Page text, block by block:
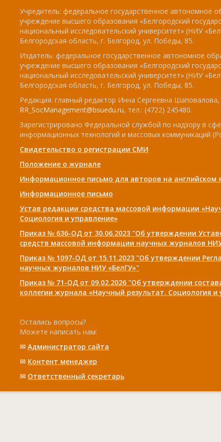
Учредитель: федеральное государственное автономное
учреждение высшего образования «Белгородский
национальный исследовательский университет» (НИУ
Белгородская область, г. Белгород, ул. Победы, 85.
Издатель: федеральное государственное автономное
учреждение высшего образования «Белгородский
национальный исследовательский университет» (НИУ
Белгородская область, г. Белгород, ул. Победы, 85.
Редакция: главный редактор Инна Сергеевна
RR_SocManagement@bsuedu.ru, тел.: (4722) 245480.
Зарегистрировано Федеральной службой по надзору в
информационных технологий и массовых коммуникаций
Свидетельство о регистрации СМИ
Положение о журнале
Информационное письмо для авторов на английском
Информационное письмо
Устав редакции средства массовой информации
Социология и управление»
Приказ № 636-ОД от 30.06.2023 "Об утверждении
средств массовой информации научных журналов
Приказ № 1097-ОД от 15.11.2023 "Об утверждении
научных журналов НИУ «БелГУ»"
Приказ № 71-ОД от 09.02.2026 "Об утверждении
коллегии журнала «Научный результат. Социология и
Остались вопросы?
Можете написать нам:
✉ Администратор сайта
✉ Контент менеджер
✉ Ответственный cекретарь